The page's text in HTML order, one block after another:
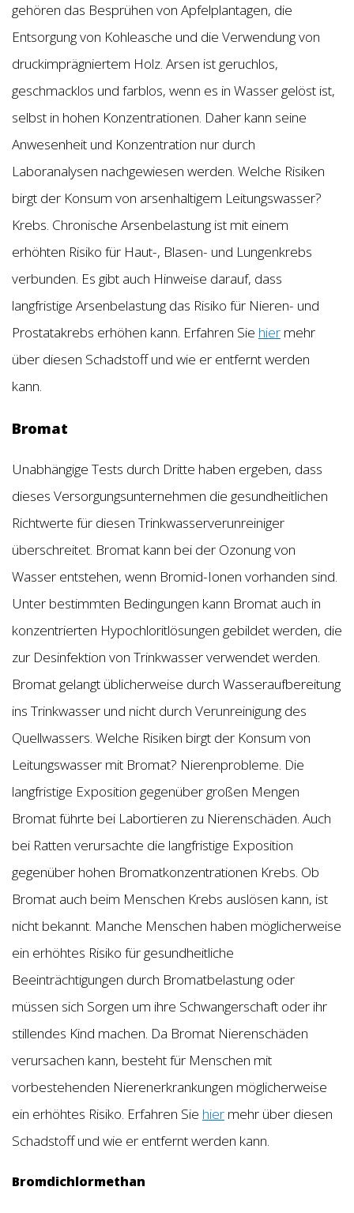
gehören das Besprühen von Apfelplantagen, die
Entsorgung von Kohleasche und die Verwendung von
druckimprägniertem Holz. Arsen ist geruchlos,
geschmacklos und farblos, wenn es in Wasser gelöst ist,
selbst in hohen Konzentrationen. Daher kann seine
Anwesenheit und Konzentration nur durch
Laboranalysen nachgewiesen werden. Welche Risiken
birgt der Konsum von arsenhaltigem Leitungswasser?
Krebs. Chronische Arsenbelastung ist mit einem
erhöhten Risiko für Haut-, Blasen- und Lungenkrebs
verbunden. Es gibt auch Hinweise darauf, dass
langfristige Arsenbelastung das Risiko für Nieren- und
Prostatakrebs erhöhen kann. Erfahren Sie hier mehr
über diesen Schadstoff und wie er entfernt werden
kann.
Bromat
Unabhängige Tests durch Dritte haben ergeben, dass
dieses Versorgungsunternehmen die gesundheitlichen
Richtwerte für diesen Trinkwasserverunreiniger
überschreitet. Bromat kann bei der Ozonung von
Wasser entstehen, wenn Bromid-Ionen vorhanden sind.
Unter bestimmten Bedingungen kann Bromat auch in
konzentrierten Hypochloritlösungen gebildet werden, die
zur Desinfektion von Trinkwasser verwendet werden.
Bromat gelangt üblicherweise durch Wasseraufbereitung
ins Trinkwasser und nicht durch Verunreinigung des
Quellwassers. Welche Risiken birgt der Konsum von
Leitungswasser mit Bromat? Nierenprobleme. Die
langfristige Exposition gegenüber großen Mengen
Bromat führte bei Labortieren zu Nierenschäden. Auch
bei Ratten verursachte die langfristige Exposition
gegenüber hohen Bromatkonzentrationen Krebs. Ob
Bromat auch beim Menschen Krebs auslösen kann, ist
nicht bekannt. Manche Menschen haben möglicherweise
ein erhöhtes Risiko für gesundheitliche
Beeinträchtigungen durch Bromatbelastung oder
müssen sich Sorgen um ihre Schwangerschaft oder ihr
stillendes Kind machen. Da Bromat Nierenschäden
verursachen kann, besteht für Menschen mit
vorbestehenden Nierenerkrankungen möglicherweise
ein erhöhtes Risiko. Erfahren Sie hier mehr über diesen
Schadstoff und wie er entfernt werden kann.
Bromdichlormethan